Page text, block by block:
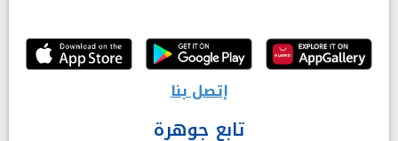
إتصل بنا
تابع جوهرة